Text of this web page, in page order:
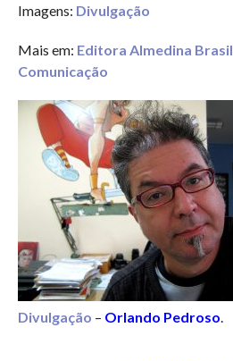
Imagens: Divulgação
Mais em: Editora Almedina Brasil
Comunicação
Divulgação – Orlando Pedroso